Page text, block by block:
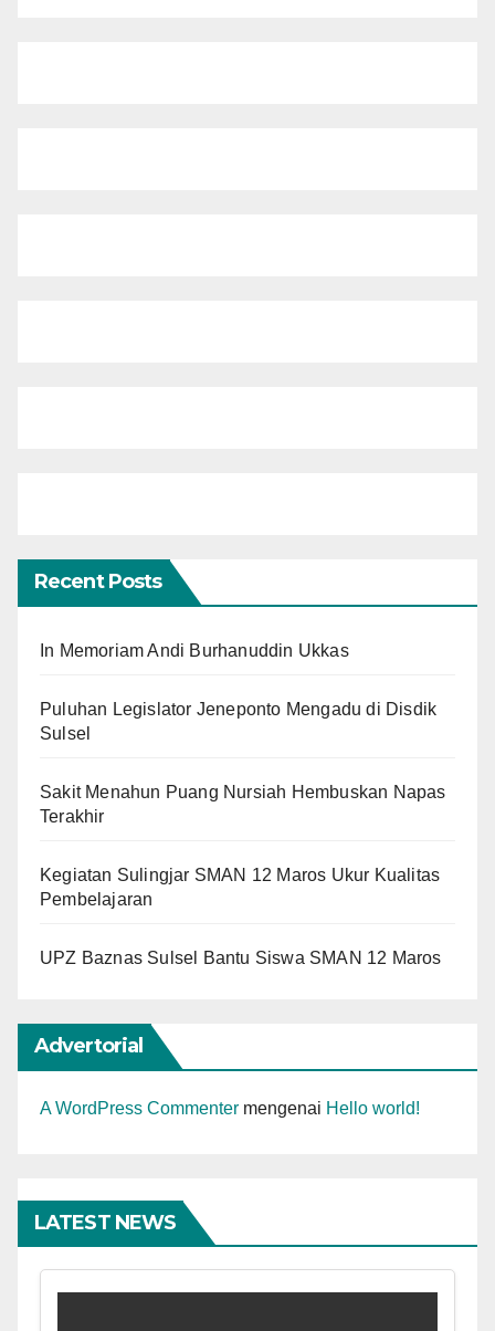
Recent Posts
In Memoriam Andi Burhanuddin Ukkas
Puluhan Legislator Jeneponto Mengadu di Disdik
Sulsel
Sakit Menahun Puang Nursiah Hembuskan Napas
Terakhir
Kegiatan Sulingjar SMAN 12 Maros Ukur Kualitas
Pembelajaran
UPZ Baznas Sulsel Bantu Siswa SMAN 12 Maros
Advertorial
A WordPress Commenter mengenai Hello world!
LATEST NEWS